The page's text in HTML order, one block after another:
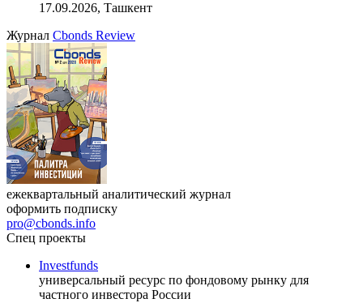
17.09.2026, Ташкент
Журнал Cbonds Review
ежеквартальный аналитический журнал
оформить подписку
pro@cbonds.info
Спец проекты
Investfunds
универсальный ресурс по фондовому рынку для
частного инвестора России